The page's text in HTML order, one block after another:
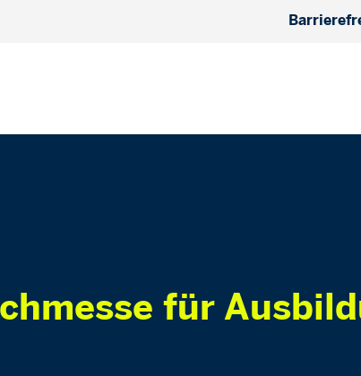
für